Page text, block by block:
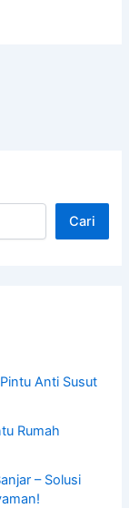
Cari
Anti Susut
Rumah
– Solusi